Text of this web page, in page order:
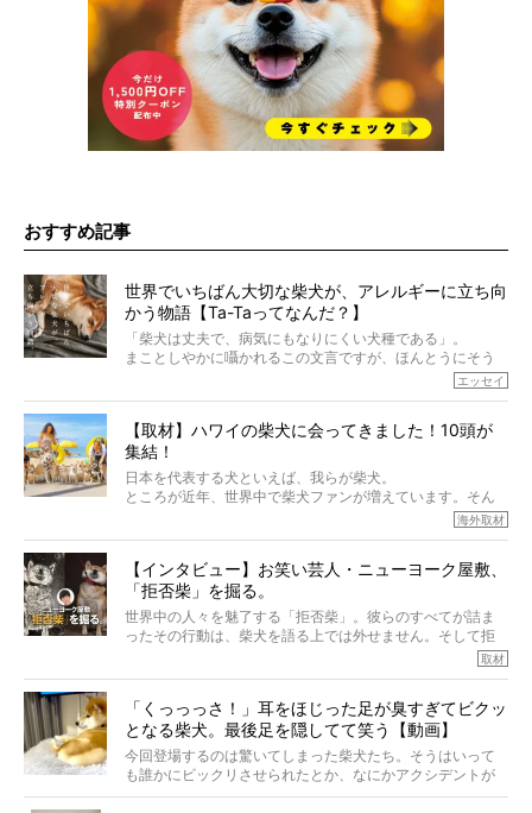
おすすめ記事
世界でいちばん大切な柴犬が、アレルギーに立ち向
かう物語【Ta-Taってなんだ？】
「柴犬は丈夫で、病気にもなりにくい犬種である」。
まことしやかに囁かれるこの文言ですが、ほんとうにそう
もちろん、犬種としての完成度がとてつもなく高い柴犬だ
でも、いざそれぞれの個体を見ていくと、丈夫で病気にも
なりにくい、とは言えないような気もするのです。
実際に「病気にならない」などということはないし、飼い
主はそのためにやるべきことがある。
今回は、柴犬に関わる方たちすべてに読んで欲しい、ある
ご本人からのレポートは、愛情たっぷりで示唆に富んだ物
語でした。
※文章はご本人の了承を得て編集しています
※画像はすべてイメージです
※この記事は個人の感想であり、効果・効能を示すものではありません
エッセイ
【取材】ハワイの柴犬に会ってきました！10頭が
集結！
日本を代表する犬といえば、我らが柴犬。
ところが近年、世界中で柴犬ファンが増えています。そん
な中「柴犬ライフ」が目をつけたのは、南の楽園ハワイ。
柴犬オーナーが多く、定期的にオフ会まで開催されている
そんな噂を聞きつけ、今回はハワイの柴犬たちを取材して
きました！
海外取材
【インタビュー】お笑い芸人・ニューヨーク屋敷、
「拒否柴」を掘る。
世界中の人々を魅了する「拒否柴」。彼らのすべてが詰ま
ったその行動は、柴犬を語る上では外せません。そして拒
否柴がここまで話題になるのは、“映える”ことも理由のひと
がるのでしょうか。
最近版画製作を始めた、お笑いコンビ「ニューヨーク」の
屋敷裕政さんに、拒否柴を掘っていただきました！ イン
タビューと合わせてご覧ください。
取材
「くっっっさ！」耳をほじった足が臭すぎてビクッ
となる柴犬。最後足を隠してて笑う【動画】
今回登場するのは驚いてしまった柴犬たち。そうはいって
も誰かにビックリさせられたとか、なにかアクシデントが
起きたとか、そういうことが原因ではありません。全ての